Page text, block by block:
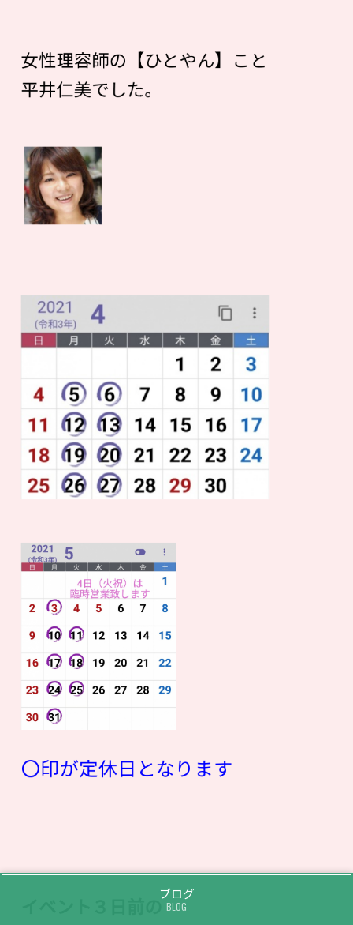
女性理容師の【ひとやん】こと
平井仁美でした。
〇印が定休日となります
イベント３日前の
ブログ
BLOG